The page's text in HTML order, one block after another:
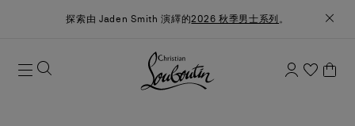
探索由 Jaden Smith 演繹的2026 秋季男士系列 。